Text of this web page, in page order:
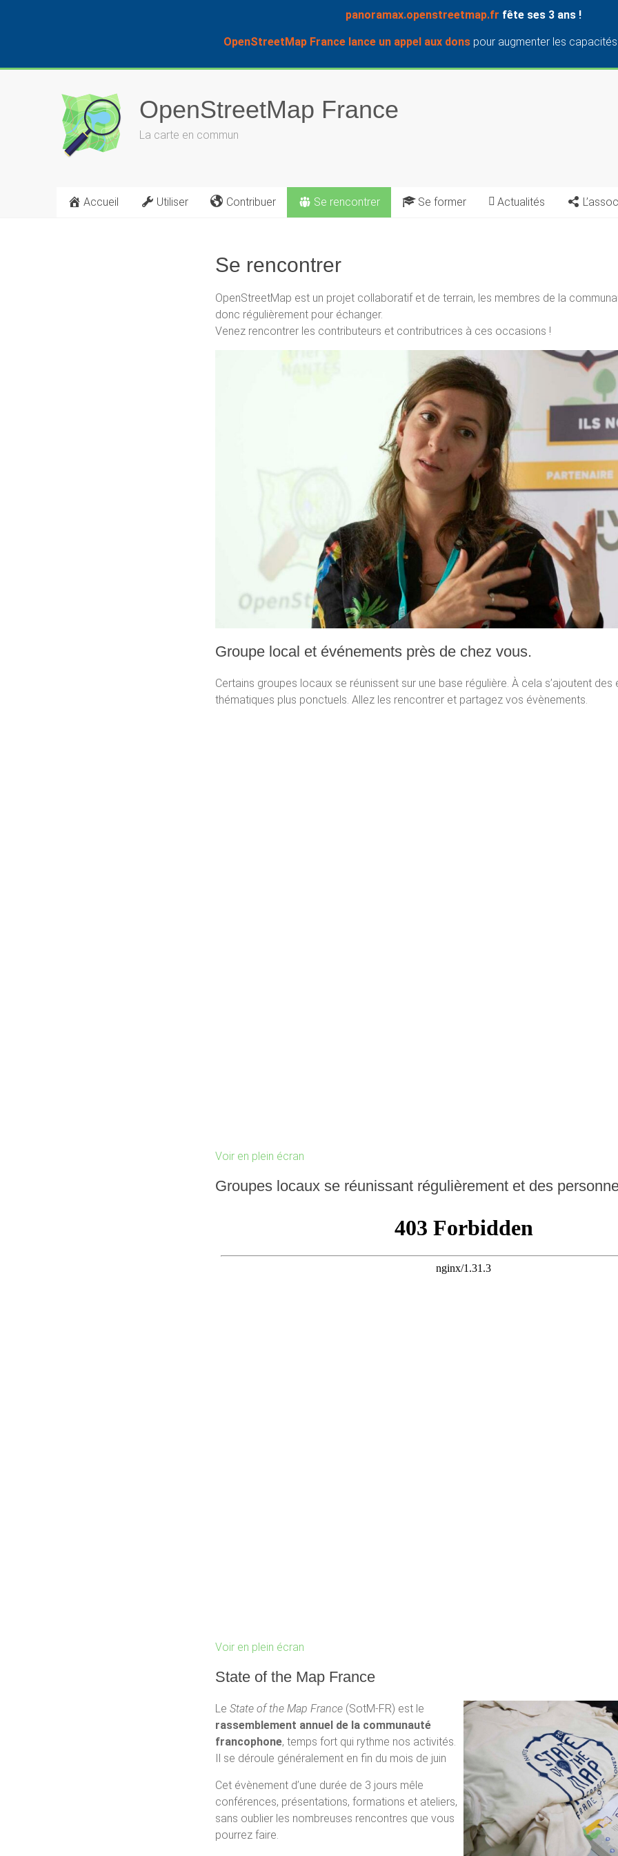
panoramax.openstreetmap.fr fête ses 3 ans !
OpenStreetMap France lance un appel aux donspour augmenter les
OpenStreetMap France
La carte en commun
Accueil Utiliser Contribuer Se rencontrer Se former Actualités
Se rencontrer
OpenStreetMap est un projet collaboratif et de terrain, les membres de la
donc régulièrement pour échanger.
Venez rencontrer les contributeurs et contributrices à ces occasions !
Groupe local et événements près de chez vous.
Certains groupes locaux se réunissent sur une base régulière. À cela s’ajoutent des
thématiques plus ponctuels. Allez les rencontrer et partagez vos évènements.
Voir en plein écran
Groupes locaux se réunissant régulièrement et des
Voir en plein écran
State of the Map France
Le State of the Map France (SotM-FR) est le
rassemblement annuel de la communauté
francophone, temps fort qui rythme nos activités.
Il se déroule généralement en fin du mois de juin
Cet évènement d’une durée de 3 jours mêle
conférences, présentations, formations et ateliers,
sans oublier les nombreuses rencontres que vous
pourrez faire.